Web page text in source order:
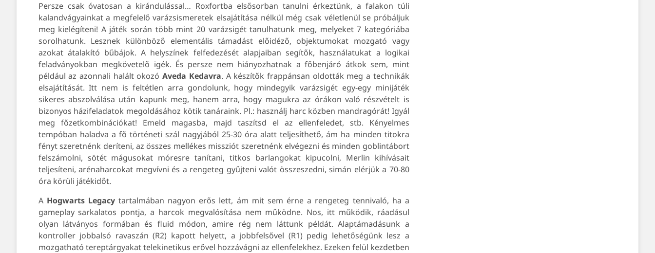
Persze csak óvatosan a kirándulással… Roxfortba elsősorban tanulni érkeztünk, a falakon túli
kalandvágyainkat a megfelelő varázsismeretek elsajátítása nélkül még csak véletlenül se próbáljuk
meg kielégíteni! A játék során több mint 20 varázsigét tanulhatunk meg, melyeket 7 kategóriába
sorolhatunk. Lesznek különböző elementális támadást előidéző, objektumokat mozgató vagy
azokat átalakító bűbájok. A helyszínek felfedezését alapjaiban segítők, használatukat a logikai
feladványokban megkövetelő igék. És persze nem hiányozhatnak a főbenjáró átkok sem, mint
például az azonnali halált okozóAveda Kedavra. A készítők frappánsan oldották meg a technikák
elsajátítását. Itt nem is feltétlen arra gondolunk, hogy mindegyik varázsigét egy-egy minijáték
sikeres abszolválása után kapunk meg, hanem arra, hogy magukra az órákon való részvételt is
bizonyos házifeladatok megoldásához kötik tanáraink. Pl.: használj harc közben mandragórát! Igyál
meg főzetkombinációkat! Emeld magasba, majd taszítsd el az ellenfeledet, stb. Kényelmes
tempóban haladva a fő történeti szál nagyjából 25-30 óra alatt teljesíthető, ám ha minden titokra
fényt szeretnénk deríteni, az összes mellékes missziót szeretnénk elvégezni és minden goblintábort
felszámolni, sötét mágusokat móresre tanítani, titkos barlangokat kipucolni, Merlin kihívásait
teljesíteni, arénaharcokat megvívni és a rengeteg gyűjteni valót összeszedni, simán elérjük a 70-80
óra körüli játékidőt.
A Hogwarts Legacytartalmában nagyon erős lett, ám mit sem érne a rengeteg tennivaló, ha a
gameplay sarkalatos pontja, a harcok megvalósítása nem működne. Nos, itt működik, ráadásul
olyan látványos formában és fluid módon, amire rég nem láttunk példát. Alaptámadásunk a
kontroller jobbalsó ravaszán (R2) kapott helyett, a jobbfelsővel (R1) pedig lehetőségünk lesz a
mozgatható tereptárgyakat telekinetikus erővel hozzávágni az ellenfelekhez. Ezeken felül kezdetben